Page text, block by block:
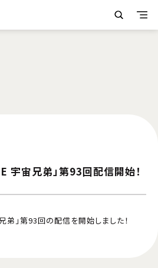
宇宙兄弟」第93回配信開始！
弟」第93回の配信を開始しました！